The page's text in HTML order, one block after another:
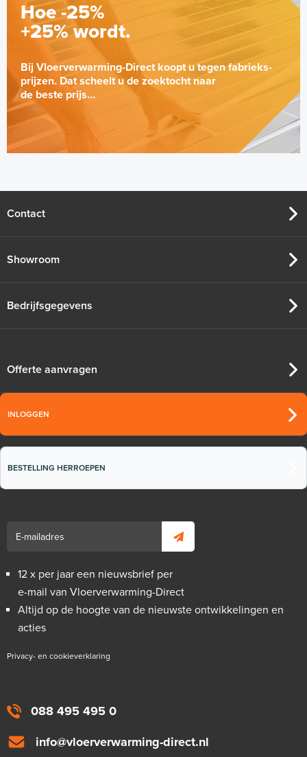
Hoe -25%
+25% wordt.
Bij Vloerverwarming-Direct koopt u tegen fabrieks-
prijzen. Dat scheelt u de zoektocht naar
de beste prijs...
088 495 495 0
info@vloerverwarming-direct.nl
Contact
Showroom
Bedrijfsgegevens
Offerte aanvragen
INLOGGEN
BESTELLING HERROEPEN
12 x per jaar een nieuwsbrief per
e-mail van Vloerverwarming-Direct
Altijd op de hoogte van de nieuwste ontwikkelingen en
acties
Privacy- en cookieverklaring